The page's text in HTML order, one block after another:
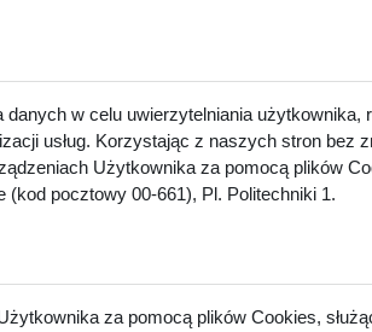
w celu uwierzytelniania użytkownika,
usług. Korzystając z naszych stron bez
Użytkownika za pomocą plików
pocztowy 00-661), Pl. Politechniki 1.
za pomocą plików Cookies,